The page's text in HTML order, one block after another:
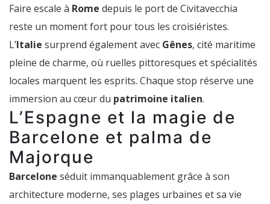
Faire escale à Rome depuis le port de Civitavecchia
reste un moment fort pour tous les croisiéristes.
L’Italie surprend également avec Gênes, cité maritime
pleine de charme, où ruelles pittoresques et spécialités
locales marquent les esprits. Chaque stop réserve une
immersion au cœur du patrimoine italien.
L’Espagne et la magie de
Barcelone et palma de
Majorque
Barcelone séduit immanquablement grâce à son
architecture moderne, ses plages urbaines et sa vie